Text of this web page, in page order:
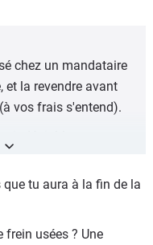
chez un mandataire
et la revendre avant
vos frais s'entend).
indéniables, et
tu aura à la fin de la
frein usées ? Une